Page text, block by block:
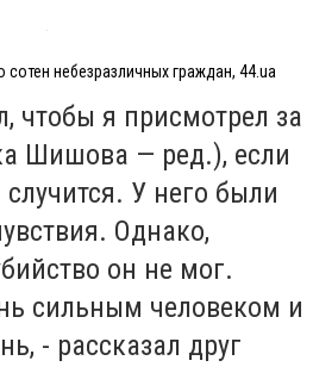
небезразличных граждан, 44.ua
чтобы я присмотрел за
Шишова — ред.), если
У него были
Однако,
он не мог.
сильным человеком и
- рассказал друг